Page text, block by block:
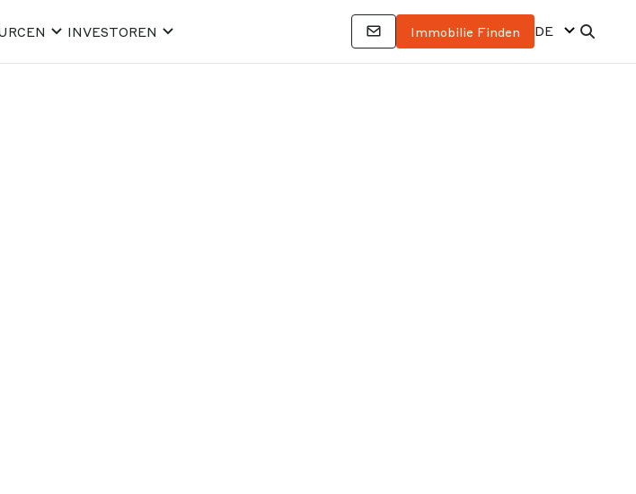
INVESTOREN Immobilie Finden DE